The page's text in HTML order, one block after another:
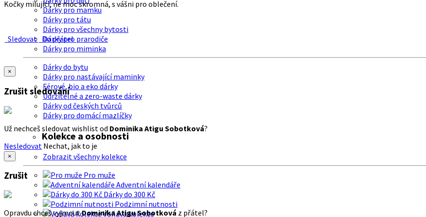
Dárky pro mamku
Dárky pro tátu
Dárky pro všechny bytosti
Dárky pro prarodiče
Dárky pro miminka
Dárky do bytu
Dárky pro nastávající maminky
Férové, bio a eko dárky
Udržitelné a zero-waste dárky
Dárky od českých tvůrců
Dárky pro domácí mazlíčky
Kolekce a osobnosti
Zobrazit všechny kolekce
Pro muže
Adventní kalendáře
Dárky do 300 Kč
Podzimní nutnosti
Voňavá kolekce
Kočky milující, ne moc skromná, s vášni pro oblečení.
Sledovat Do přátel
×
Zrušit sledování
Už nechceš sledovat wishlist od Dominika Atigu Sobotková?
Nesledovat Nechat, jak to je
×
Zrušit
Opravdu chceš vyjmoutDominika Atigu Sobotková z přátel?